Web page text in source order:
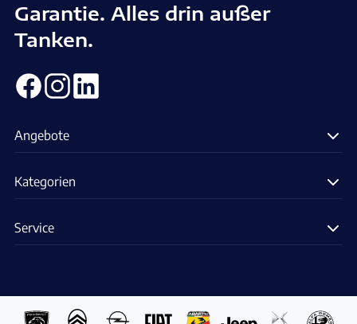
Garantie. Alles drin außer
Tanken.
Angebote
Kategorien
Service